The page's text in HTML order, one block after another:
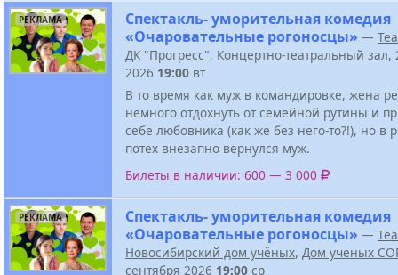
РЕКЛАМА
Спектакль- уморительная комедия
«Очаровательные рогоносцы» —
ДК "Прогресс", Концертно-театральный зал,
2026 19:00 вт
В то время как муж в командировке, жена
немного отдохнуть от семейной рутины и
себе любовника (как же без него-то?!), но в
потех внезапно вернулся муж.
Билеты в наличии: 600 — 3 000
РЕКЛАМА
Спектакль- уморительная комедия
«Очаровательные рогоносцы» —
Новосибирский дом учёных, Дом ученых
сентября 2026 19:00 ср